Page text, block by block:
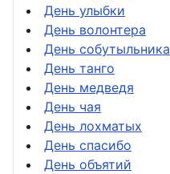
День улыбки
День волонтера
День собутыльника
День танго
День медведя
День чая
День лохматых
День спасибо
День объятий